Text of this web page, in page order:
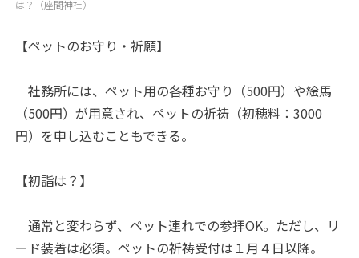
は？（座間神社）
【ペットのお守り・祈願】
社務所には、ペット用の各種お守り（500円）や絵馬
（500円）が用意され、ペットの祈祷（初穂料：3000
円）を申し込むこともできる。
【初詣は？】
通常と変わらず、ペット連れでの参拝OK。ただし、リ
ード装着は必須。ペットの祈祷受付は１月４日以降。